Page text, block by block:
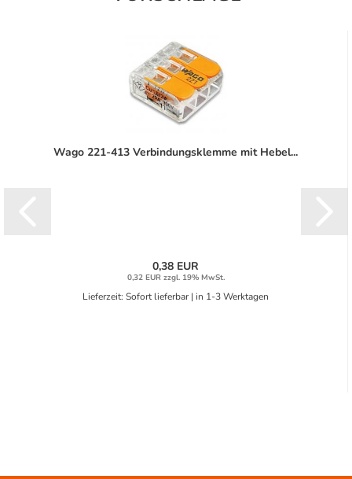
Wago 221-413 Verbindungsklemme mit Hebel...
0,38 EUR
0,32 EUR zzgl. 19% MwSt.
Lieferzeit: Sofort lieferbar | in 1-3 Werktagen